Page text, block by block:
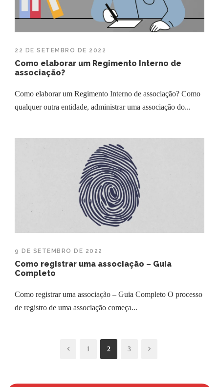
22 DE SETEMBRO DE 2022
Como elaborar um Regimento Interno de
associação?
Como elaborar um Regimento Interno de associação? Como
qualquer outra entidade, administrar uma associação do...
9 DE SETEMBRO DE 2022
Como registrar uma associação – Guia
Completo
Como registrar uma associação – Guia Completo O processo
de registro de uma associação começa...
1 2 3